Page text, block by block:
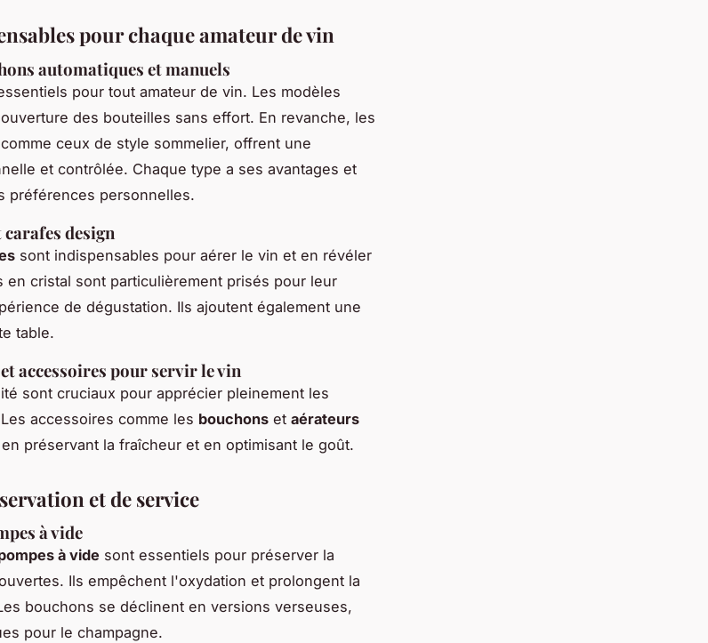
pour chaque amateur de vin
automatiques et manuels
pour tout amateur de vin. Les modèles
des bouteilles sans effort. En revanche, les
ceux de style sommelier, offrent une
et contrôlée. Chaque type a ses avantages et
préférences personnelles.
design
sont indispensables pour aérer le vin et en révéler
en cristal sont particulièrement prisés pour leur
de dégustation. Ils ajoutent également une
table.
accessoires pour servir le vin
sont cruciaux pour apprécier pleinement les
accessoires comme les bouchons et aérateurs
préservant la fraîcheur et en optimisant le goût.
et de service
à vide
à vide sont essentiels pour préserver la
Ils empêchent l'oxydation et prolongent la
bouchons se déclinent en versions verseuses,
pour le champagne.